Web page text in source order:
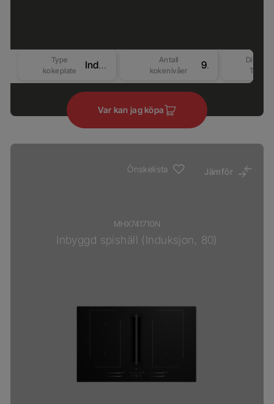
Type
kokeplate
Induksjon
Antall
kokenivåer
9
Display
Type
Var kan jag köpa
Önskelista Jämför
MHX741710N
Inbyggd spishäll (Induksjon, 80)